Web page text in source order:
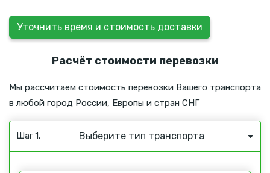
Уточнить время и стоимость доставки
Расчёт стоимости перевозки
Мы рассчитаем стоимость перевозки Вашего транспорта
в любой город России, Европы и стран СНГ
Шаг 1. Выберите тип транспорта